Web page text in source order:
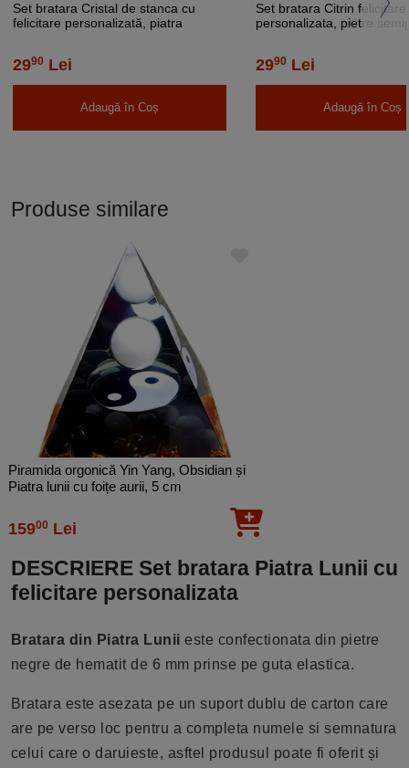
Set bratara Cristal de stanca cu
felicitare personalizată, piatra
2990 Lei
Adaugă în Coș
Set bratara Citrin felicitare
personalizata, pietre
2990 Lei
Adaugă în Coș
Produse similare
Piramida orgonică Yin Yang, Obsidian și
Piatra lunii cu foițe aurii, 5 cm
15900 Lei
DESCRIERE Set bratara Piatra Lunii cu
felicitare personalizata
Bratara din Piatra Luniieste confectionata din pietre
negre de hematit de 6 mm prinse pe guta elastica.
Bratara este asezata pe un suport dublu de carton care
are pe verso loc pentru a completa numele si semnatura
celui care o daruieste, asftel produsul poate fi oferit și